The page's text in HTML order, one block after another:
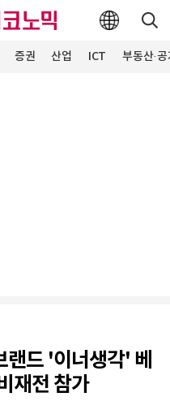
증권 산업 ICT 부동산·
드 '이너생각' 베
재전 참가